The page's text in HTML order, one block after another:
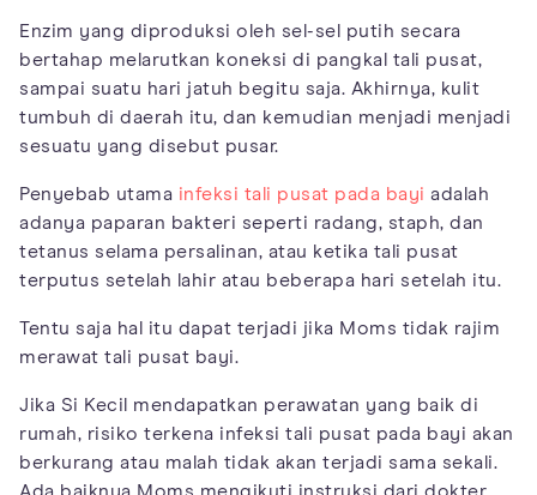
Enzim yang diproduksi oleh sel-sel putih secara
bertahap melarutkan koneksi di pangkal tali pusat,
sampai suatu hari jatuh begitu saja. Akhirnya, kulit
tumbuh di daerah itu, dan kemudian menjadi menjadi
sesuatu yang disebut pusar.
Penyebab utama infeksi tali pusat pada bayi adalah
adanya paparan bakteri seperti radang, staph, dan
tetanus selama persalinan, atau ketika tali pusat
terputus setelah lahir atau beberapa hari setelah itu.
Tentu saja hal itu dapat terjadi jika Moms tidak rajim
merawat tali pusat bayi.
Jika Si Kecil mendapatkan perawatan yang baik di
rumah, risiko terkena infeksi tali pusat pada bayi akan
berkurang atau malah tidak akan terjadi sama sekali.
Ada baiknya Moms mengikuti instruksi dari dokter